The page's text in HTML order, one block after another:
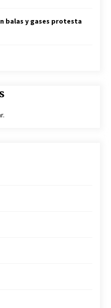
balas y gases protesta